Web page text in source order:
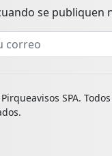
se publiquen
SPA.